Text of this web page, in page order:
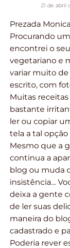
21 de abril
Prezada Monica
Procurando
encontrei o
vegetariano e
variar muito
escrito, com
Muitas
bastante
ler ou copiar
tela a tal opção
Mesmo que a
continua a
blog ou muda
insistência…
deixa a gente
de ler suas
maneira do
cadastrado e
Poderia rever